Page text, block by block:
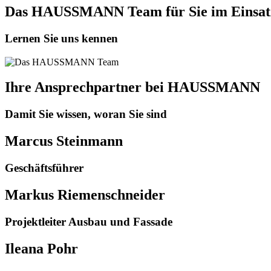
Das HAUSSMANN Team für Sie im
Lernen Sie uns kennen
Ihre Ansprechpartner bei HAUSSMANN
Damit Sie wissen, woran Sie sind
Marcus Steinmann
Geschäftsführer
Markus Riemenschneider
Projektleiter Ausbau und Fassade
Ileana Pohr